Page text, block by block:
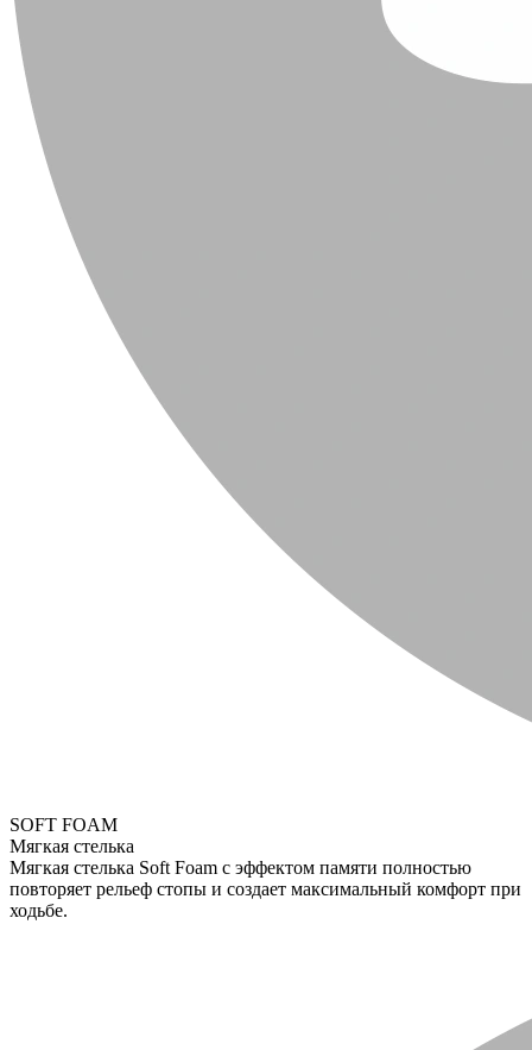
SOFT FOAM
Мягкая стелька
Мягкая стелька Soft Foam с эффектом памяти полностью
повторяет рельеф стопы и создает максимальный комфорт при
ходьбе.